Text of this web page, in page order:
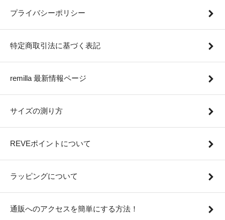
プライバシーポリシー
特定商取引法に基づく表記
remilla 最新情報ページ
サイズの測り方
REVEポイントについて
ラッピングについて
通販へのアクセスを簡単にする方法！